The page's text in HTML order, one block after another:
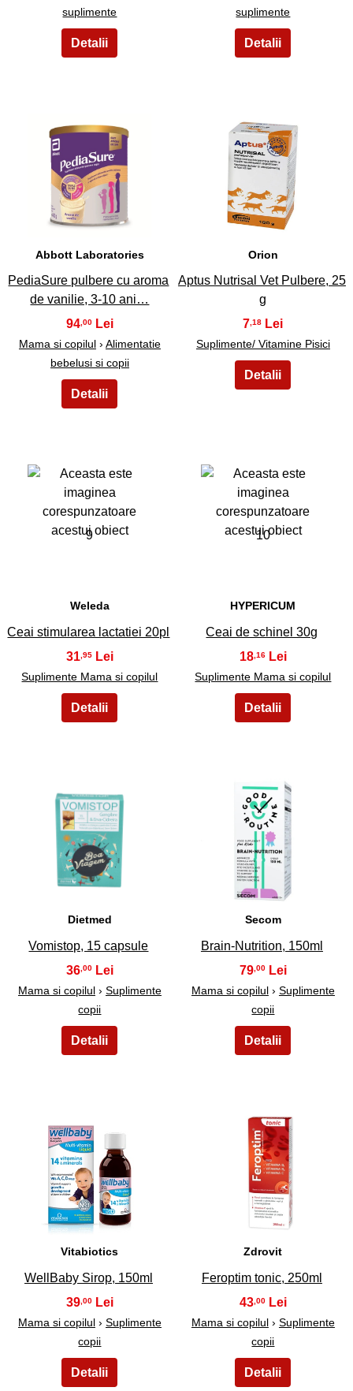
suplimente
suplimente
7
Abbott Laboratories
PediaSure pulbere cu aroma
de vanilie, 3-10 ani…
94,00
Mama si copilul› Alimentatie
bebelusi si copii
Orion
Aptus Nutrisal Vet Pulbere, 25
g
7,18
Suplimente/ Vitamine Pisici
9
Weleda
Ceai stimularea lactatiei 20pl
31 ,95
Suplimente Mama si copilul
10
HYPERICUM
Ceai de schinel 30g
18 ,16
Suplimente Mama si copilul
11
Dietmed
Vomistop, 15 capsule
36,00
Mama si copilul› Suplimente
copii
12
Secom
Brain-Nutrition, 150ml
79,00
Mama si copilul› Suplimente
copii
13
Vitabiotics
WellBaby Sirop, 150ml
39,00
Mama si copilul› Suplimente
copii
14
Zdrovit
Feroptim tonic, 250ml
43 ,00
Mama si copilul› Suplimente
copii